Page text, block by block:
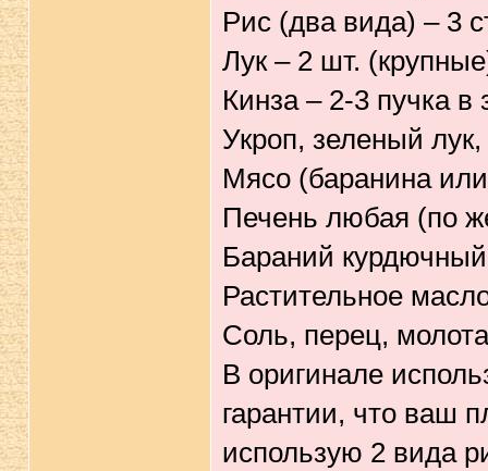
Рис (два вида) – 3
Лук – 2 шт.
Кинза – 2-3 пучка в
Укроп, зеленый
Мясо (баранина
Печень любая (по
Бараний
Растительное
Соль, перец,
В оригинале
гарантии, что ваш
использую 2 вида